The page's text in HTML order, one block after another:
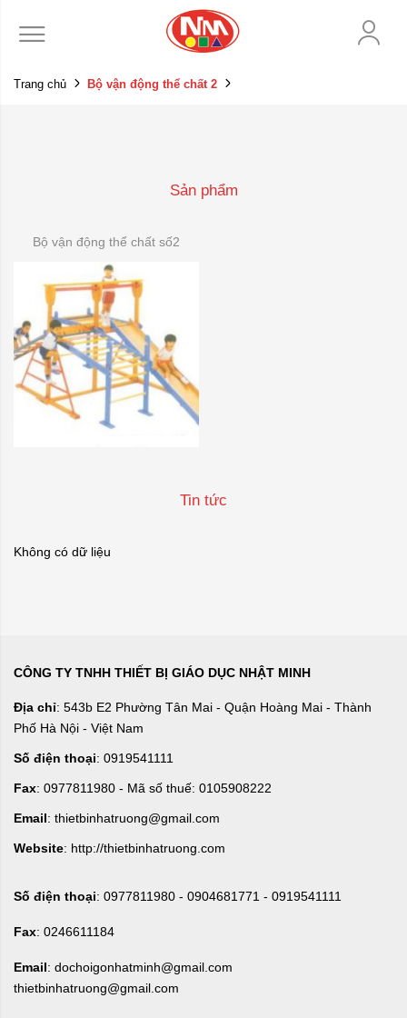
Trang chủ Bộ vận động thể chất 2
Sản phẩm
Bộ vận động thể chất số2
Tin tức
Không có dữ liệu
CÔNG TY TNHH THIẾT BỊ GIÁO DỤC NHẬT MINH
Địa chỉ: 543b E2 Phường Tân Mai - Quận Hoàng Mai - Thành
Phố Hà Nội - Việt Nam
Số điện thoại: 0919541111
Fax: 0977811980 - Mã số thuế: 0105908222
Email: thietbinhatruong@gmail.com
Website: http://thietbinhatruong.com
Số điện thoại: 0977811980 - 0904681771 - 0919541111
Fax: 0246611184
Email: dochoigonhatminh@gmail.com
thietbinhatruong@gmail.com